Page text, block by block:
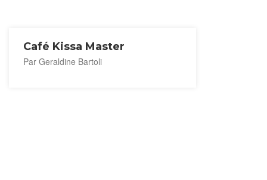
Café Kissa Master
Par Geraldine Bartoli